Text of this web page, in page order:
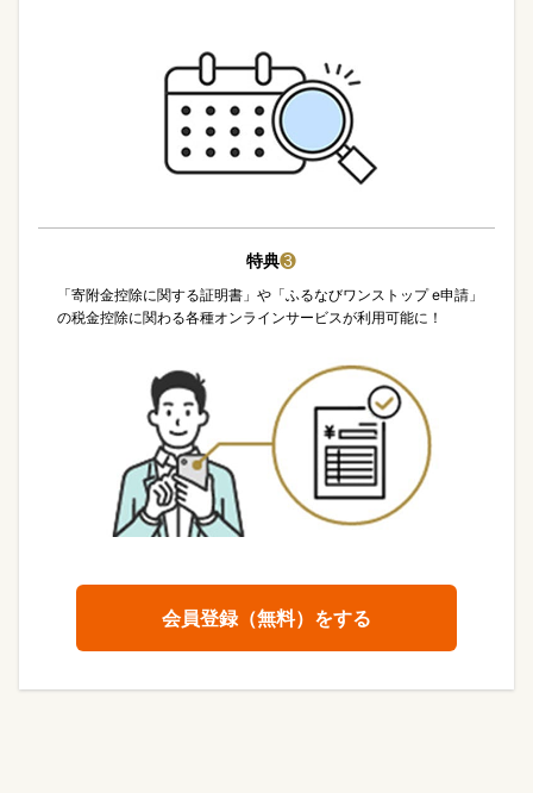
特典❸
「寄附金控除に関する証明書」や「ふるなびワンストップ e申請」
の税金控除に関わる各種オンラインサービスが利用可能に！
会員登録（無料）をする